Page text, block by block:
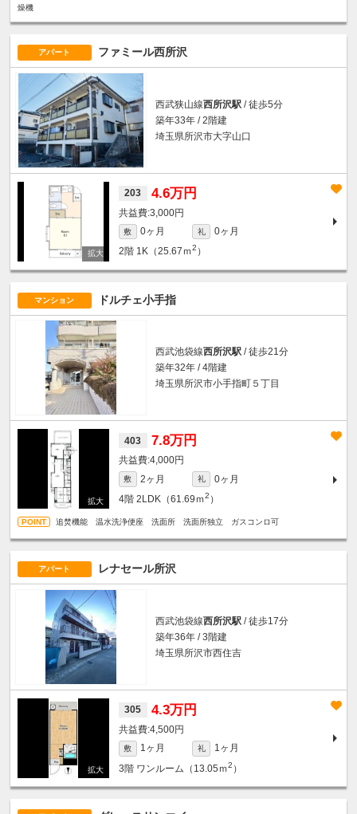
燥機
アパート ファミール西所沢
西武狭山線西所沢駅 / 徒歩5分
築年33年 / 2階建
埼玉県所沢市大字山口
203 4.6万円
3,000円
敷 0ヶ月 礼
0ヶ月
2階 1K（25.67ｍ2 ）
マンション ドルチェ小手指
西武池袋線西所沢駅 / 徒歩21分
築年32年 / 4階建
埼玉県所沢市小手指町５丁目
403 7.8万円
4,000円
敷 2ヶ月 礼
0ヶ月
4階 2LDK（61.69ｍ2 ）
追焚機能 温水洗浄便座 洗面所 洗面所独立 ガスコンロ可
アパート レナセール所沢
西武池袋線西所沢駅 / 徒歩17分
築年36年 / 3階建
埼玉県所沢市西住吉
305 4.3万円
4,500円
敷 1ヶ月 礼
1ヶ月
3階 ワンルーム（13.05ｍ2 ）